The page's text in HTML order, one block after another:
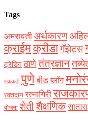
Tags
अमरावती अर्थकारण
क्राईमक्रीडागॅझेट्स
ट्रेडिंग ठाणेतंत्रज्ञान
पाककृती पुणे बीड ब्लॉग
रक्‍तदान रत्नागिरी
योजना शेतीशैक्षणिक सातारा